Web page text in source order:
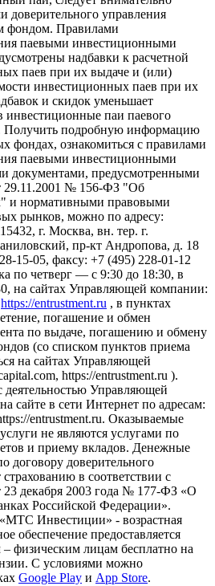
доверительного управления
фондом. Правилами
паевыми инвестиционными
надбавки к расчетной
паев при их выдаче и (или)
инвестиционных паев при их
и скидок уменьшает
инвестиционные паи паевого
Получить подробную информацию
фондах, ознакомиться с правилами
паевыми инвестиционными
документами, предусмотренными
29.11.2001 № 156-ФЗ "Об
и нормативными правовыми
рынков, можно по адресу:
г. Москва, вн. тер. г.
пр-кт Андропова, д. 18
15-05, факсу: +7 (495) 228-01-12
по четверг — c 9:30 до 18:30, в
на сайтах Управляющей компании:
https://entrustment.ru , в пунктах
погашение и обмен
по выдаче, погашению и обмену
(со списком пунктов приема
на сайтах Управляющей
https://entrustment.ru ).
деятельностью Управляющей
сайте в сети Интернет по адресам:
entrustment.ru. Оказываемые
не являются услугами по
и приему вкладов. Денежные
договору доверительного
в соответствии с
декабря 2003 года № 177-ФЗ «О
Российской Федерации».
Инвестиции» - возрастная
обеспечение предоставляется
физическим лицам бесплатно на
С условиями можно
Google Play и App Store.